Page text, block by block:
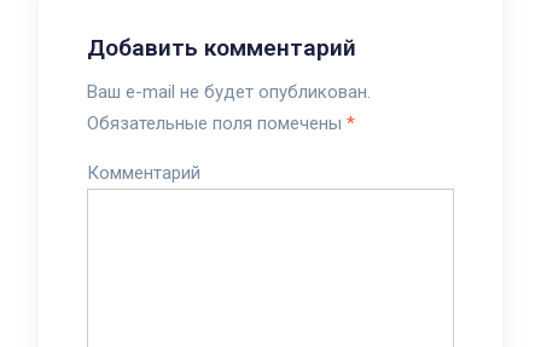
Добавить комментарий
Ваш e-mail не будет опубликован.
Обязательные поля помечены *
Комментарий